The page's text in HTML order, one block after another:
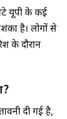
यूपी के कई
है। लोगों से
के दौरान
दी गई है,